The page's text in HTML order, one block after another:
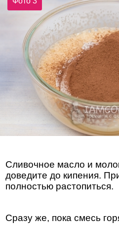
Сливочное масло и
доведите до кипения.
полностью растопиться.
Сразу же, пока смесь